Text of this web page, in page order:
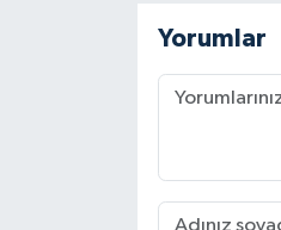
Yorumlar